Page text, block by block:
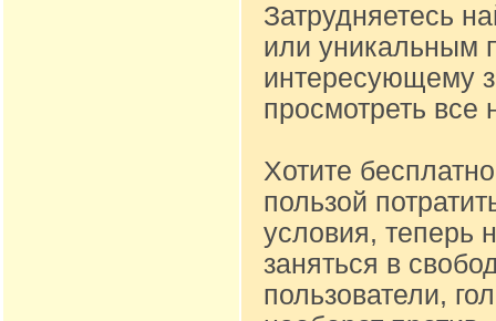
Затрудняетесь
или уникальным
интересующему
просмотреть все
Хотите
пользой
условия, теперь
заняться в
пользователи,